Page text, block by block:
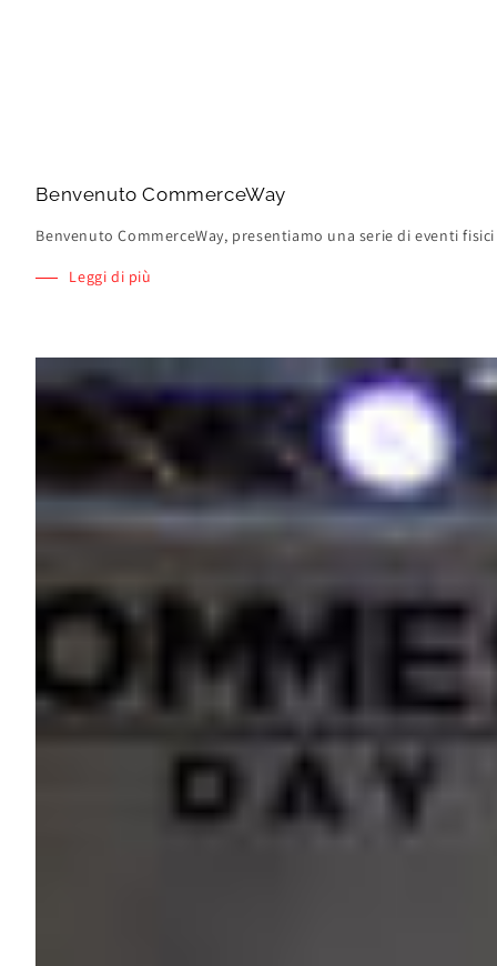
Benvenuto CommerceWay
Benvenuto CommerceWay, presentiamo una serie di eventi
Leggi di più